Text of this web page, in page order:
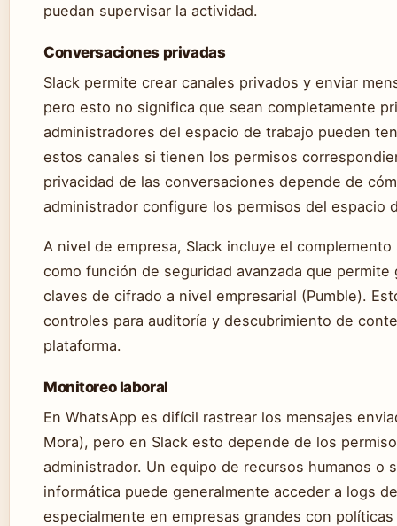
puedan supervisar la actividad.
Conversaciones privadas
Slack permite crear canales privados y enviar
pero esto no significa que sean completamente
administradores del espacio de trabajo pueden
estos canales si tienen los permisos
privacidad de las conversaciones depende de
administrador configure los permisos del espacio
A nivel de empresa, Slack incluye el complemento
como función de seguridad avanzada que permite
claves de cifrado a nivel empresarial (Pumble).
controles para auditoría y descubrimiento de
plataforma.
Monitoreo laboral
En WhatsApp es difícil rastrear los mensajes
Mora), pero en Slack esto depende de los
administrador. Un equipo de recursos humanos o
informática puede generalmente acceder a logs
especialmente en empresas grandes con políticas